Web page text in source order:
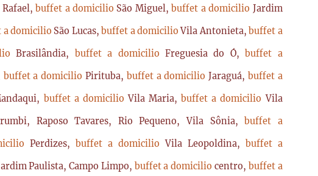
Rafael,buffet a domicilio São Miguel,buffet a domicilio Jardim
a domicilio São Lucas,buffet a domicilioVila Antonieta,buffet a
Brasilândia, buffet a domicilio Freguesia do Ó,buffet a
buffet a domicilio Pirituba, buffet a domicilioJaraguá, buffet a
buffet a domicilioVila Maria,buffet a domicilioVila
Raposo Tavares, Rio Pequeno, Vila Sônia,buffet a
Perdizes, buffet a domicilioVila Leopoldina, buffet a
Paulista, Campo Limpo, buffet a domiciliocentro, buffet a